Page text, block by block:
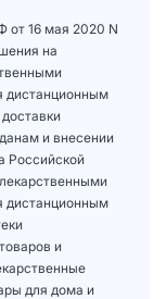
от 16 мая 2020 N
на
дистанционным
и внесении
Российской
дистанционным
и
для дома и